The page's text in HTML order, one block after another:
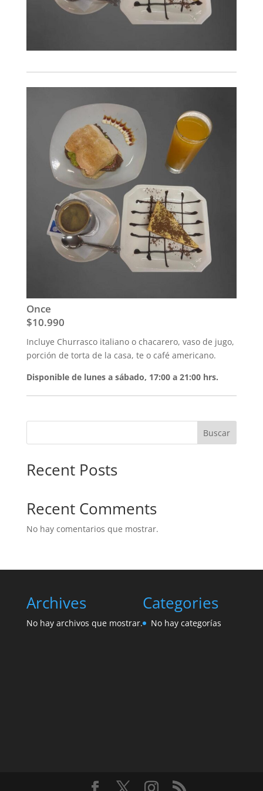
Once
$10.990
Incluye Churrasco italiano o chacarero, vaso de jugo,
porción de torta de la casa, te o café americano.
Disponible de lunes a sábado, 17:00 a 21:00 hrs.
Buscar
Recent Posts
Recent Comments
No hay comentarios que mostrar.
Archives
No hay archivos que mostrar.
Categories
No hay categorías